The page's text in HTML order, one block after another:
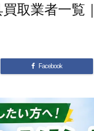
取業者一
Facebook